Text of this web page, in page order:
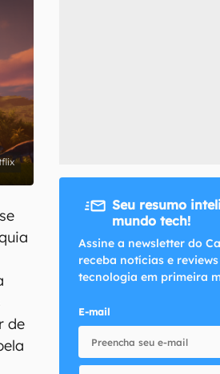
de
Seu resumo
mundo tech!
Assine a newsletter do
receba notícias e
tecnologia em primeira
E-mail